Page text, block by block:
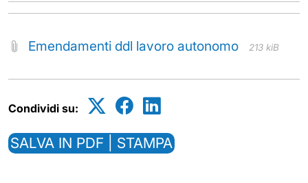
Emendamenti ddl lavoro autonomo 213 kiB
Condividi su:
SALVA IN PDF | STAMPA